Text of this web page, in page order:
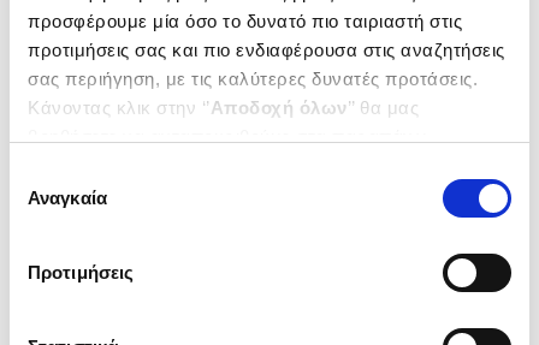
προσφέρουμε μία όσο το δυνατό πιο ταιριαστή στις
προτιμήσεις σας και πιο ενδιαφέρουσα στις αναζητήσεις
σας περιήγηση, με τις καλύτερες δυνατές προτάσεις.
Κάνοντας κλικ στην ‘’Αποδοχή όλων’’ θα μας
ενδιαφέρουν και να επιλέξετε από τα παρακάτω με την
΄΄και να ενημερωθείτε σχετικά με
συγκατάθεσης
Αναγκαία
Προτιμήσεις